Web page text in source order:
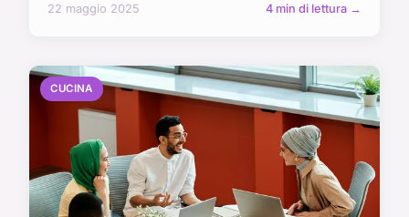
22 maggio 2025 4 min di lettura →
CUCINA